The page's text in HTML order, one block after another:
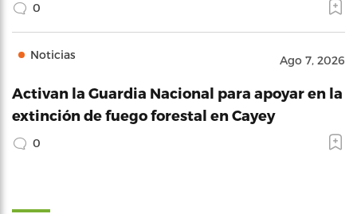
0
Noticias Ago 7, 2026
Activan la Guardia Nacional para apoyar en la
extinción de fuego forestal en Cayey
0